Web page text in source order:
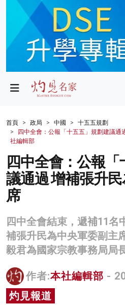
政局
財經
生活
健康
商業
科技
影片
名家榜
關於我們
首頁 政局 中國
十五五規劃
四中全會：公報「十五五」規劃建議通
社編輯部
四中全會：公報
議通過 增補張升
席
四中全會結束，遞補11名
補張升民為中央軍委副主
毅君為國家宗教事務局局長
作者:本社編輯部 -
灼見報道